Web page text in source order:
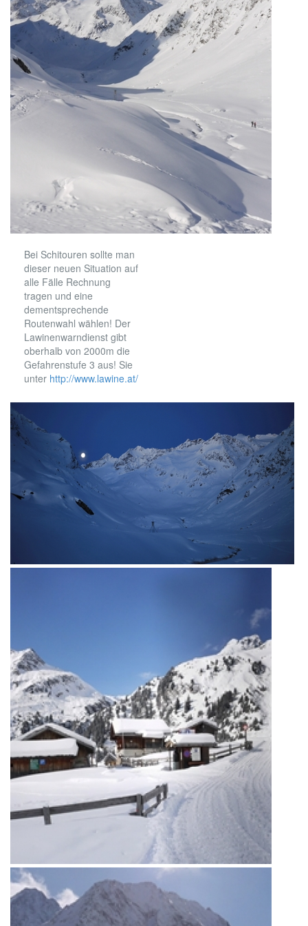
Bei Schitouren sollte man
dieser neuen Situation auf
alle Fälle Rechnung
tragen und eine
dementsprechende
Routenwahl wählen! Der
Lawinenwarndienst gibt
oberhalb von 2000m die
Gefahrenstufe 3 aus! Sie
unter http://www.lawine.at/